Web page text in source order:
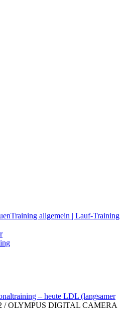
Training allgemein | Lauf-Training
– heute LDL (langsamer
/ OLYMPUS DIGITAL CAMERA